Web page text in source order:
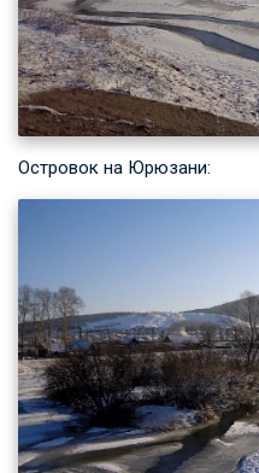
Островок на Юрюзани: